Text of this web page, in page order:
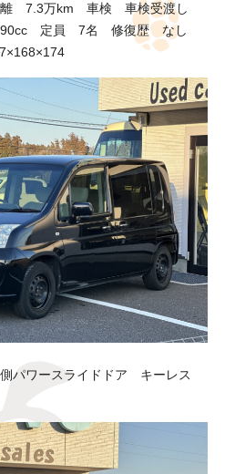
7.3万km 車検 車検受渡し
定員 7名 修復歴 なし
パワースライドドア キーレス